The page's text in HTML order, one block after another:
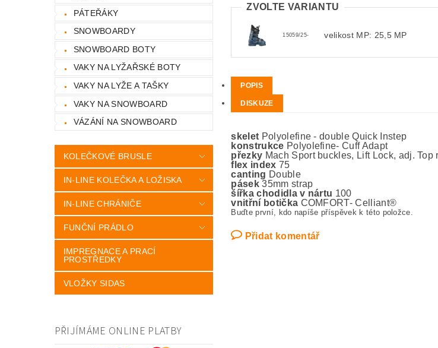
PÁTEŘÁKY
SNOWBOARDY
SNOWBOARD BOTY
VAKY NA LYŽAŘSKÉ BOTY
VAKY NA LYŽE A TAŠKY
VAKY NA SNOWBOARD
VÁZÁNÍ NA SNOWBOARD
KOLEČKOVÉ BRUSLE
IN-LINE KOLEČKA A LOŽISKA
IN-LINE CHRÁNIČE
FUNČNÍ PRÁDLO
IMPREGNACE A PRACÍ
PROSTŘEDKY
VLOŽKY SIDAS
PŘIJÍMÁME ONLINE PLATBY
ZVOLTE VARIANTU
15059/25- velikost MP: 25,5 MP
POPIS
DISKUZE
skelet Polyolefine - double Quick Instep
konstrukce Polyolefine- Cuff Adapt
přezky Mach Sport buckles, Lift Lock, adj. Top
flex index 75
canting Double
pásek35mm strap
šířka chodidla v nártu 100
vnitřní botička COMFORT- Celliant®
Buďte první, kdo napíše příspěvek k této položce.
Přidat komentář